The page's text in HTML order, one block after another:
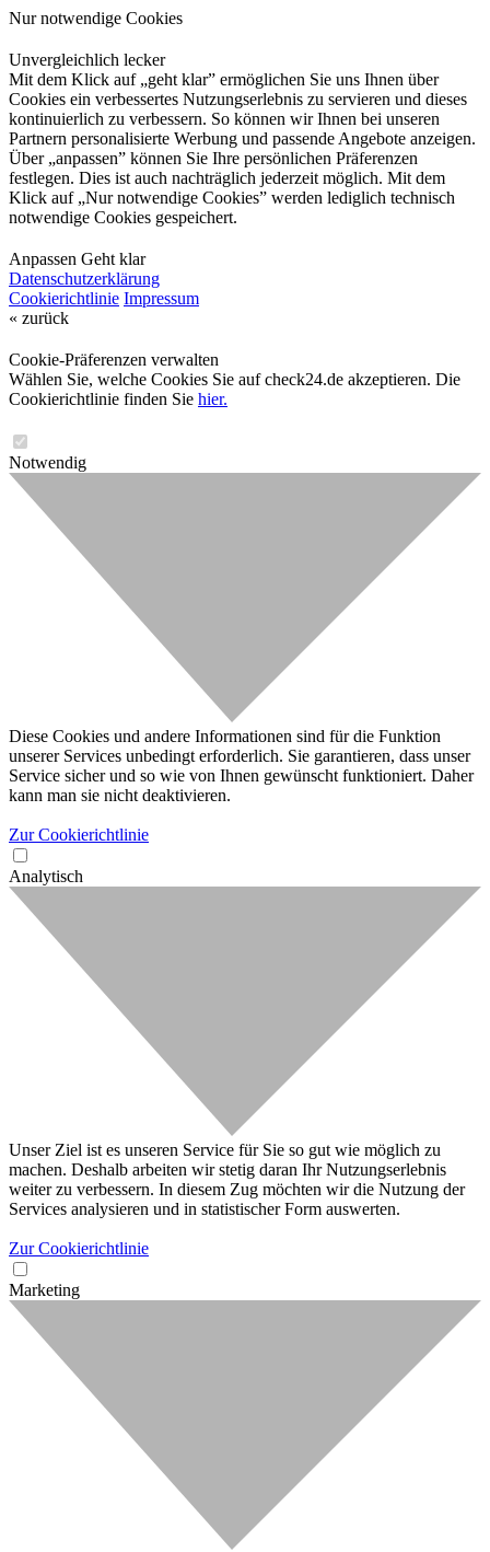
Nur notwendige Cookies
Unvergleichlich lecker
Mit dem Klick auf „geht klar” ermöglichen Sie uns Ihnen über
Cookies ein verbessertes Nutzungserlebnis zu servieren und dieses
kontinuierlich zu verbessern. So können wir Ihnen bei unseren
Partnern personalisierte Werbung und passende Angebote anzeigen.
Über „anpassen” können Sie Ihre persönlichen Präferenzen
festlegen. Dies ist auch nachträglich jederzeit möglich. Mit dem
Klick auf „Nur notwendige Cookies” werden lediglich technisch
notwendige Cookies gespeichert.
Anpassen Geht klar
Datenschutzerklärung
Cookierichtlinie Impressum
« zurück
Cookie-Präferenzen verwalten
Wählen Sie, welche Cookies Sie auf check24.de akzeptieren. Die
Cookierichtlinie finden Sie hier.
Notwendig
Diese Cookies und andere Informationen sind für die Funktion
unserer Services unbedingt erforderlich. Sie garantieren, dass unser
Service sicher und so wie von Ihnen gewünscht funktioniert. Daher
kann man sie nicht deaktivieren.
Zur Cookierichtlinie
Analytisch
Unser Ziel ist es unseren Service für Sie so gut wie möglich zu
machen. Deshalb arbeiten wir stetig daran Ihr Nutzungserlebnis
weiter zu verbessern. In diesem Zug möchten wir die Nutzung der
Services analysieren und in statistischer Form auswerten.
Zur Cookierichtlinie
Marketing